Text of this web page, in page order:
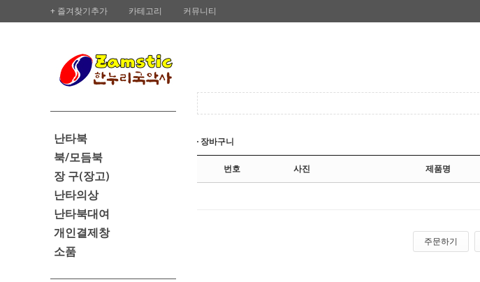
+ 즐겨찾기추가 카테고리 커뮤니티
난타북
북/모듬북
장 구(장고)
난타의상
난타북대여
개인결제창
소품
장바구니
번호 사진 제품명
주문하기